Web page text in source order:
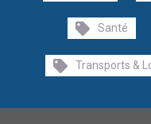
Santé
Transports &